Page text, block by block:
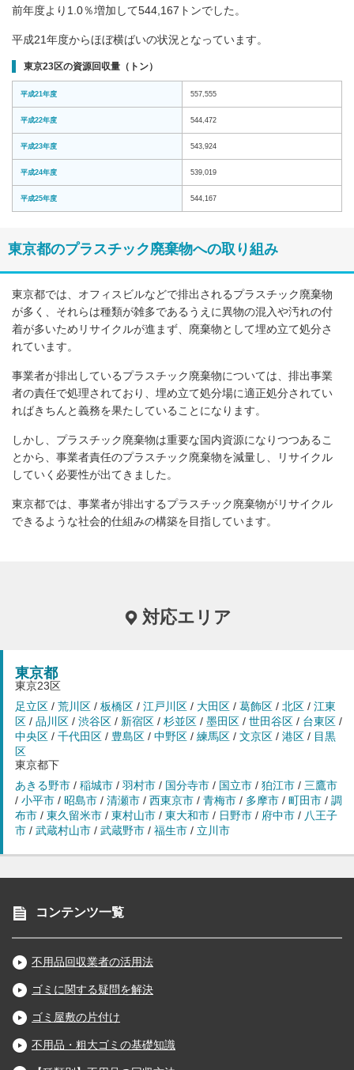
前年度より1.0％増加して544,167トンでした。
平成21年度からほぼ横ばいの状況となっています。
東京23区の資源回収量（トン）
平成21年度 557,555
平成22年度 544,472
平成23年度 543,924
平成24年度 539,019
平成25年度 544,167
東京都のプラスチック廃棄物への取り組み
東京都では、オフィスビルなどで排出されるプラスチック廃棄物
が多く、それらは種類が雑多であるうえに異物の混入や汚れの付
着が多いためリサイクルが進まず、廃棄物として埋め立て処分さ
れています。
事業者が排出しているプラスチック廃棄物については、排出事業
者の責任で処理されており、埋め立て処分場に適正処分されてい
ればきちんと義務を果たしていることになります。
しかし、プラスチック廃棄物は重要な国内資源になりつつあるこ
とから、事業者責任のプラスチック廃棄物を減量し、リサイクル
していく必要性が出てきました。
東京都では、事業者が排出するプラスチック廃棄物がリサイクル
できるような社会的仕組みの構築を目指しています。
対応エリア
東京都
東京23区
足立区 / 荒川区 / 板橋区 / 江戸川区 / 大田区 / 葛飾区 / 北区 / 江東
区 / 品川区 / 渋谷区 / 新宿区 / 杉並区 / 墨田区 / 世田谷区 / 台東区 /
中央区 / 千代田区 / 豊島区 / 中野区 / 練馬区 / 文京区 / 港区 / 目黒
区
東京都下
あきる野市 / 稲城市 / 羽村市 / 国分寺市 / 国立市 / 狛江市 / 三鷹市
/ 小平市 / 昭島市 / 清瀬市 / 西東京市 / 青梅市 / 多摩市 / 町田市 / 調
布市 / 東久留米市 / 東村山市 / 東大和市 / 日野市 / 府中市 / 八王子
市 / 武蔵村山市 / 武蔵野市 / 福生市 / 立川市
コンテンツ一覧
不用品回収業者の活用法
ゴミに関する疑問を解決
ゴミ屋敷の片付け
不用品・粗大ゴミの基礎知識